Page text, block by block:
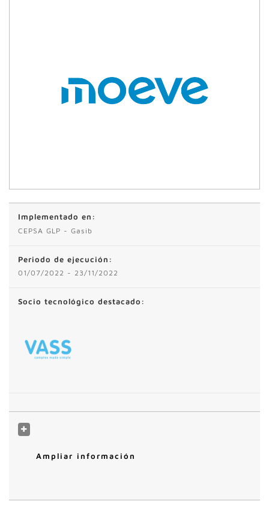
Implementado en:
CEPSA GLP - Gasib
Periodo de ejecución:
01/07/2022 - 23/11/2022
Socio tecnológico destacado:
Ampliar información